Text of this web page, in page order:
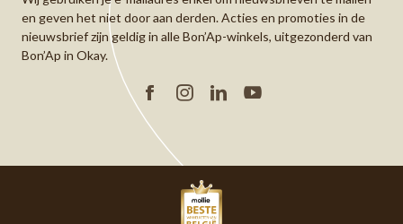
en geven het niet door aan derden. Acties en promoties in de
nieuwsbrief zijn geldig in alle Bon’Ap-winkels, uitgezonderd van
Bon’Ap in Okay.
FacebookInstagram
Linkedin